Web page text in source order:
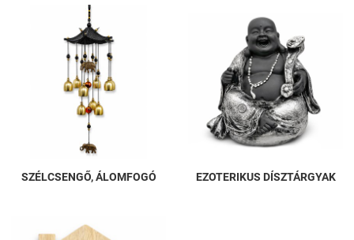
SZÉLCSENGŐ, ÁLOMFOGÓ EZOTERIKUS DÍSZTÁRGYAK